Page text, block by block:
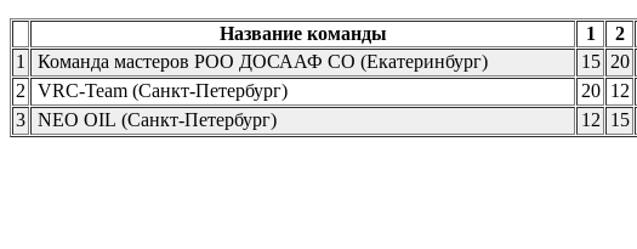
Название команды 1 2
1
Команда мастеров РОО ДОСААФ СО (Екатеринбург) 15 20
2
VRC-Team (Санкт-Петербург) 20 12
3 NEO OIL (Санкт-Петербург) 12 15